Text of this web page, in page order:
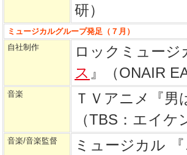
研）
ミュージカルグループ発足（７月）
自社制作
ロックミュージ
ス 』（ONAIR
音楽
ＴＶアニメ『男
（TBS：エイケ
音楽/音楽監督 ミュージカル